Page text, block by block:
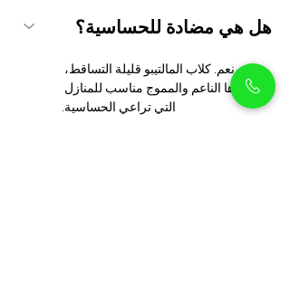
هل هي مضادة للحساسية؟
نعم. كلاب المالتيبو قليلة التساقط،
وفروها الناعم والمموج مناسب للمنازل
التي تراعي الحساسية.